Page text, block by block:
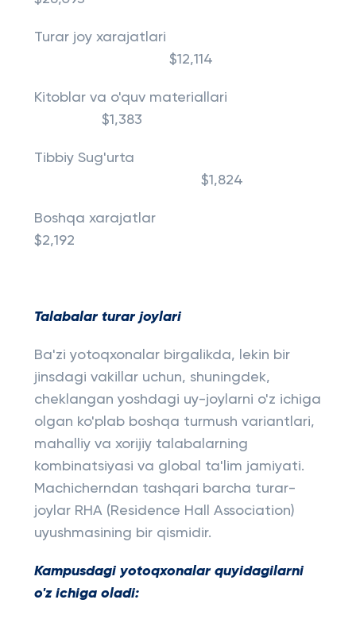
Turar joy xarajatlari
$12,114
Kitoblar va o'quv materiallari
$1,383
Tibbiy Sug'urta
$1,824
Boshqa xarajatlar
$2,192
Talabalar turar joylari
Ba'zi yotoqxonalar birgalikda, lekin bir
jinsdagi vakillar uchun, shuningdek,
cheklangan yoshdagi uy-joylarni o'z ichiga
olgan ko'plab boshqa turmush variantlari,
mahalliy va xorijiy talabalarning
kombinatsiyasi va global ta'lim jamiyati.
Machicherndan tashqari barcha turar-
joylar RHA (Residence Hall Association)
uyushmasining bir qismidir.
Kampusdagi yotoqxonalar quyidagilarni
o'z ichiga oladi: